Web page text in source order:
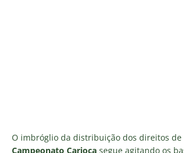
O imbróglio da distribuição dos direitos
Campeonato Carioca segue agitando os